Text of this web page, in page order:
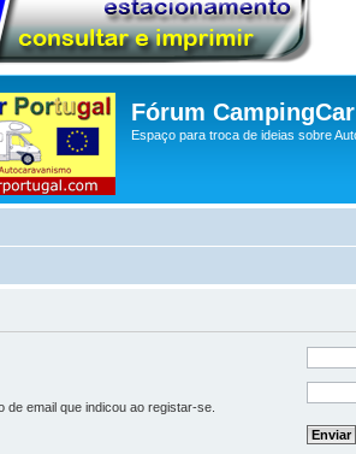
Fórum
Espaço para troca de ideias sobre
de email que indicou ao registar-se.